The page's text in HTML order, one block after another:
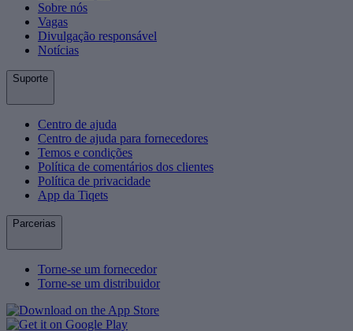
Sobre nós
Vagas
Divulgação responsável
Notícias
Suporte
Centro de ajuda
Centro de ajuda para fornecedores
Temos e condições
Política de comentários dos clientes
Política de privacidade
App da Tiqets
Parcerias
Torne-se um fornecedor
Torne-se um distribuidor